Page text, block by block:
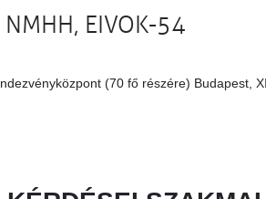
EIVOK-54
(70 fő részére) Budapest,